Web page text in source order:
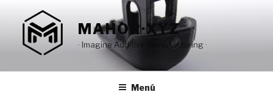
contenido
MAHOR·XYZ
· Imagine Additive Manufacturing ·
Menú